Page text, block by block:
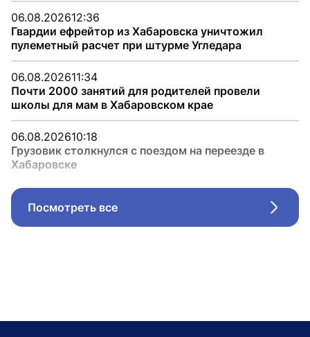
06.08.202612:36
Гвардии ефрейтор из Хабаровска уничтожил
пулеметный расчет при штурме Угледара
06.08.202611:34
Почти 2000 занятий для родителей провели
школы для мам в Хабаровском крае
06.08.202610:18
Грузовик столкнулся с поездом на переезде в
Хабаровске
Посмотреть все